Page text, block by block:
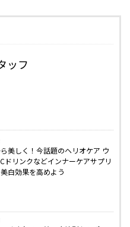
ッフ
美しく！今話題のヘリオケア ウ
ドリンクなどインナーケアサプリ
白効果を高めよう